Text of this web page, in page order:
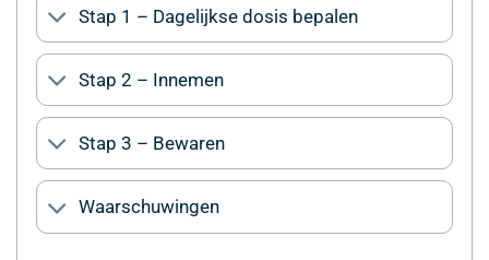
Stap 1 – Dagelijkse dosis bepalen
Stap 2 – Innemen
Stap 3 – Bewaren
Waarschuwingen